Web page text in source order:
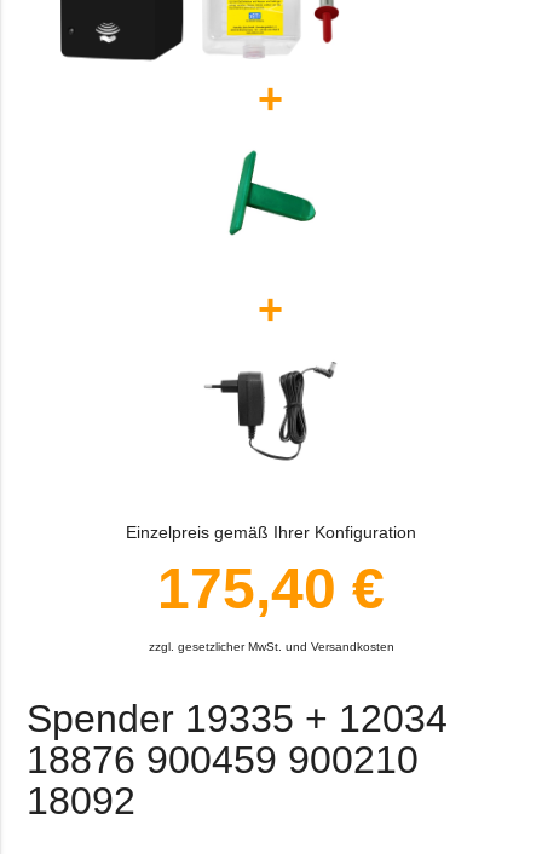
+
+
Einzelpreis gemäß Ihrer Konfiguration
175,40 €
zzgl. gesetzlicher MwSt. und Versandkosten
Spender 19335 + 12034
18876 900459 900210
18092